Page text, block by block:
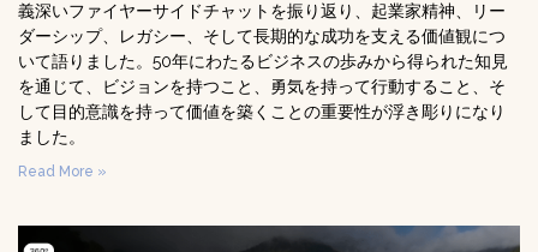
義深いファイヤーサイドチャットを振り返り、起業家精神、リー
ダーシップ、レガシー、そして長期的な成功を支える価値観につ
いて語りました。50年にわたるビジネスの歩みから得られた知見
を通じて、ビジョンを持つこと、勇気を持って行動すること、そ
して目的意識を持って価値を築くことの重要性が浮き彫りになり
ました。
Read More »